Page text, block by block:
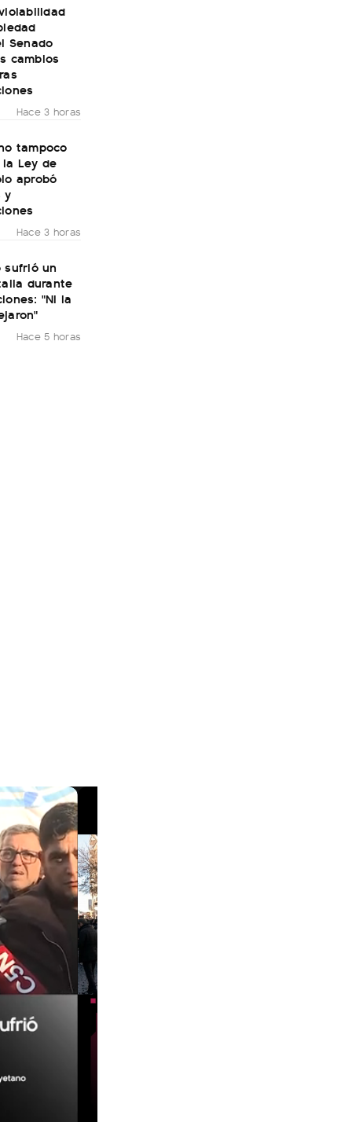
Senado
cambios
Hace 3 horas
tampoco
Ley de
aprobó
y
Hace 3 horas
sufrió un
durante
"Ni la
Hace 5 horas